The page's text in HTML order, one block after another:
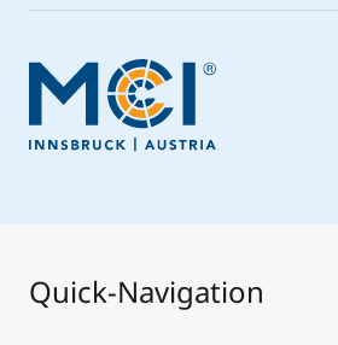
Quick-Navigation